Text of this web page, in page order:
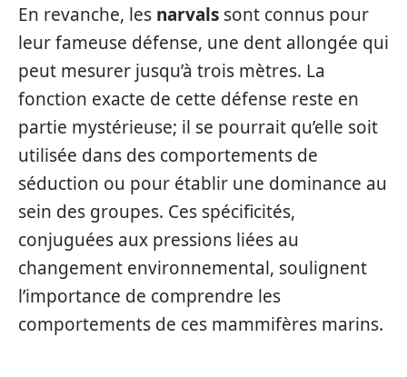
En revanche, les narvals sont connus pour
leur fameuse défense, une dent allongée qui
peut mesurer jusqu’à trois mètres. La
fonction exacte de cette défense reste en
partie mystérieuse; il se pourrait qu’elle soit
utilisée dans des comportements de
séduction ou pour établir une dominance au
sein des groupes. Ces spécificités,
conjuguées aux pressions liées au
changement environnemental, soulignent
l’importance de comprendre les
comportements de ces mammifères marins.